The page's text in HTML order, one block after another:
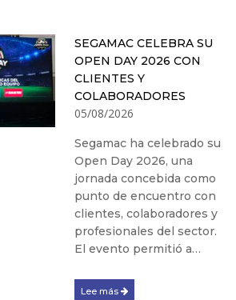
SEGAMAC CELEBRA SU
OPEN DAY 2026 CON
CLIENTES Y
COLABORADORES
05/08/2026
Segamac ha celebrado su
Open Day 2026, una
jornada concebida como
punto de encuentro con
clientes, colaboradores y
profesionales del sector.
El evento permitió a…
Lee más